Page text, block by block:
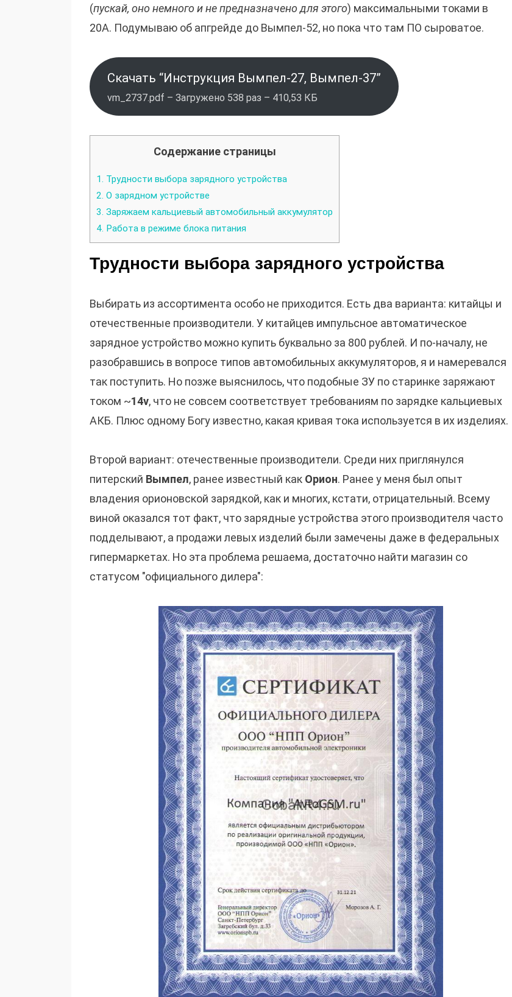
(пускай, оно немного и не предназначено для этого) максимальными токами в
20А. Подумываю об апгрейде до Вымпел-52, но пока что там ПО сыроватое.
Скачать “Инструкция Вымпел-27, Вымпел-37”
vm_2737.pdf – Загружено 538 раз – 410,53 КБ
Содержание страницы
1. Трудности выбора зарядного устройства
2. О зарядном устройстве
3. Заряжаем кальциевый автомобильный аккумулятор
4. Работа в режиме блока питания
Трудности выбора зарядного устройства
Выбирать из ассортимента особо не приходится. Есть два варианта: китайцы и
отечественные производители. У китайцев импульсное автоматическое
зарядное устройство можно купить буквально за 800 рублей. И по-началу, не
разобравшись в вопросе типов автомобильных аккумуляторов, я и намеревался
так поступить. Но позже выяснилось, что подобные ЗУ по старинке заряжают
током ~14v, что не совсем соответствует требованиям по зарядке кальциевых
АКБ. Плюс одному Богу известно, какая кривая тока используется в их изделиях.
Второй вариант: отечественные производители. Среди них приглянулся
питерский Вымпел, ранее известный как Орион. Ранее у меня был опыт
владения орионовской зарядкой, как и многих, кстати, отрицательный. Всему
виной оказался тот факт, что зарядные устройства этого производителя часто
подделывают, а продажи левых изделий были замечены даже в федеральных
гипермаркетах. Но эта проблема решаема, достаточно найти магазин со
статусом "официального дилера":